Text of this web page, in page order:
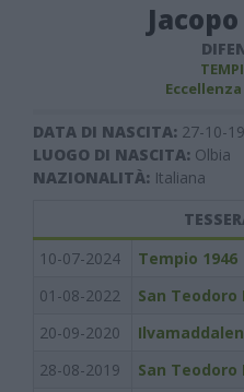
DATA DI NASCITA: 27-10-
LUOGO DI NASCITA: Olbia
NAZIONALITÀ: Italiana
10-07-2024
Tempio 1946
01-08-2022
San
20-09-2020
28-08-2019
San